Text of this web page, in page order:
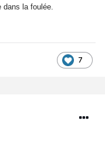
dans la foulée.
7